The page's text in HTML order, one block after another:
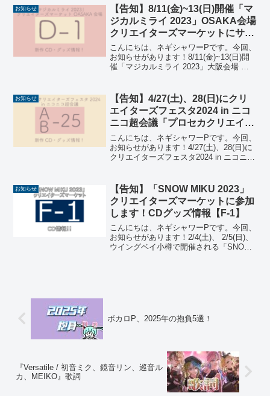
です。当日は【A21. 22】のスペ...
お知らせ
【告知】8/11(金)~13(日)開催「マ
ジカルミライ 2023」OSAKA会場
クリエイターズマーケットにサー
クル参加します！新作CD・グッ
ズ情報！【D-1】
こんにちは、ネギシャワーPです。今回、
お知らせがあります！8/11(金)~13(日)開
催「マジカルミライ 2023」大阪会場 ク
月11日(金)、12日(土)、13日(...
お知らせ
【告知】4/27(土)、28(日)にクリ
エイターズフェスタ2024 in ニコ
ニコ超会議「プロセカクリエイタ
ーズマーケット」にサークル参加
します！新作CD情報！
【A(B)-25】
こんにちは、ネギシャワーPです。今回、
お知らせがあります！4/27(土)、28(日)に
クリエイターズフェスタ2024 in ニコニコ
名は「ネギシャワーパーティ」です。
当...
お知らせ
【告知】「SNOW MIKU 2023」
クリエイターズマーケットに参加
します！CDグッズ情報【F-1】
こんにちは、ネギシャワーPです。今回、
お知らせがあります！2/4(土)、 2/5(日)、
ウイングベイ小樽で開催される「SNOW
ボカロP、2025年の抱負5選！
『Versatile / 初音ミク、鏡音リン、巡音ル
カ、MEIKO』歌詞